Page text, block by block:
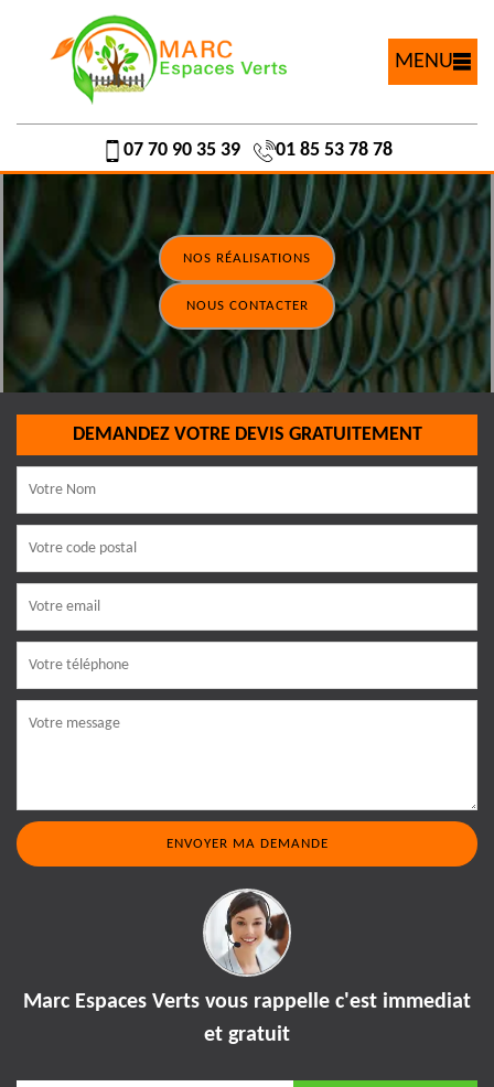
MENU
07 70 90 35 39 01 85 53 78 78
NOS RÉALISATIONS
NOUS CONTACTER
DEMANDEZ VOTRE DEVIS GRATUITEMENT
Marc Espaces Verts vous rappelle c'est immediat
et gratuit